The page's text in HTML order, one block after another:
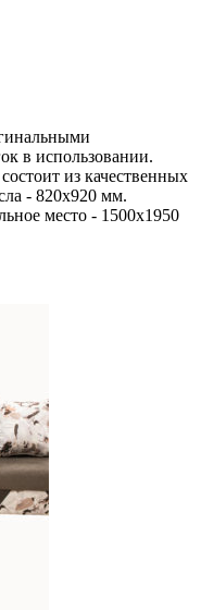
в использовании.
из качественных
- 820х920 мм.
место - 1500х1950